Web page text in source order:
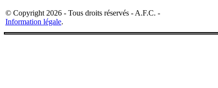
© Copyright 2026 - Tous droits réservés - A.F.C. -
Information légale.